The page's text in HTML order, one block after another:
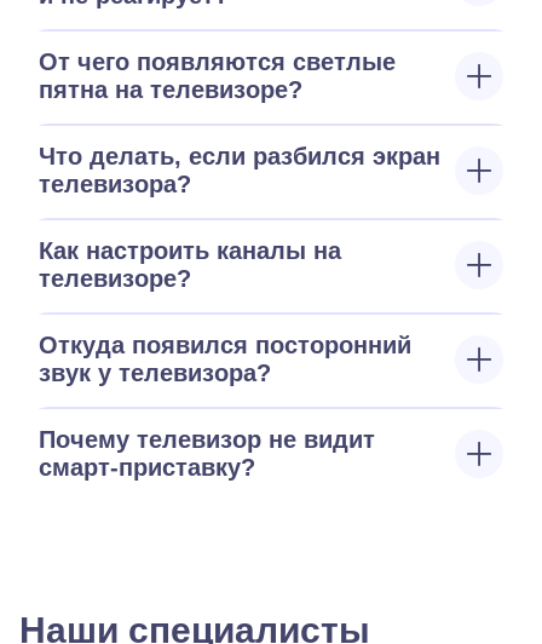
От чего появляются светлые
пятна на телевизоре?
Что делать, если разбился экран
телевизора?
Как настроить каналы на
телевизоре?
Откуда появился посторонний
звук у телевизора?
Почему телевизор не видит
смарт-приставку?
Наши специалисты